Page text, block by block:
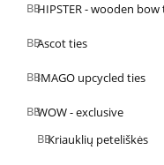
HIPSTER - wooden bow
Ascot ties
IMAGO upcycled ties
WOW - exclusive
Kriauklių peteliškės